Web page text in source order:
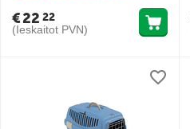
€22 22
(Ieskaitot PVN)